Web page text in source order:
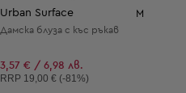
Urban Surface M
Дамска блуза с къс ръкав
3,57 € / 6,98 лв.
Препоръчителна цена:
RRP 19,00 € (-81%)